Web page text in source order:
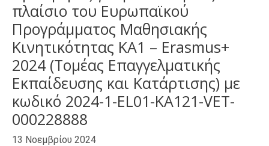
πλαίσιο του Ευρωπαϊκού
Προγράμματος Μαθησιακής
Κινητικότητας KA1 – Erasmus+
2024 (Τομέας Επαγγελματικής
Εκπαίδευσης και Κατάρτισης) με
κωδικό 2024-1-EL01-KA121-VET-
000228888
13 Νοεμβρίου 2024